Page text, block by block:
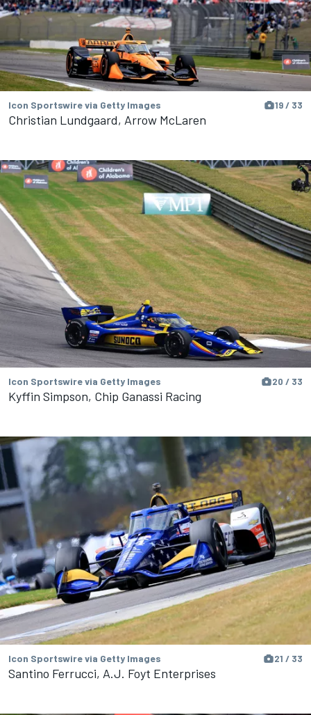
Icon Sportswire via Getty Images 19 / 33
Christian Lundgaard, Arrow McLaren
Icon Sportswire via Getty Images 20 / 33
Kyffin Simpson, Chip Ganassi Racing
Icon Sportswire via Getty Images 21 / 33
Santino Ferrucci, A.J. Foyt Enterprises